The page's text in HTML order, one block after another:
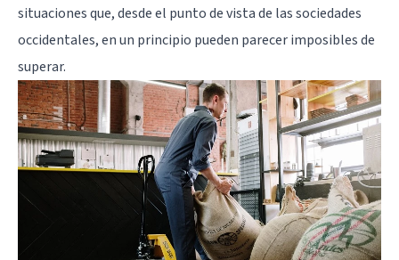
situaciones que, desde el punto de vista de las sociedades
occidentales, en un principio pueden parecer imposibles de
superar.